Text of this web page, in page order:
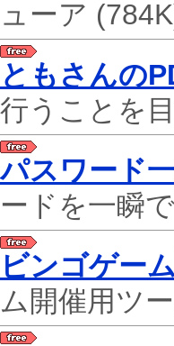
ューア
ともさんの
行うことを
パスワード
ードを一瞬
ビンゴゲー
ム開催用ツ